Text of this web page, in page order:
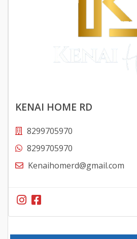
KENAI HOME RD
8299705970
8299705970
Kenaihomerd@gmail.com